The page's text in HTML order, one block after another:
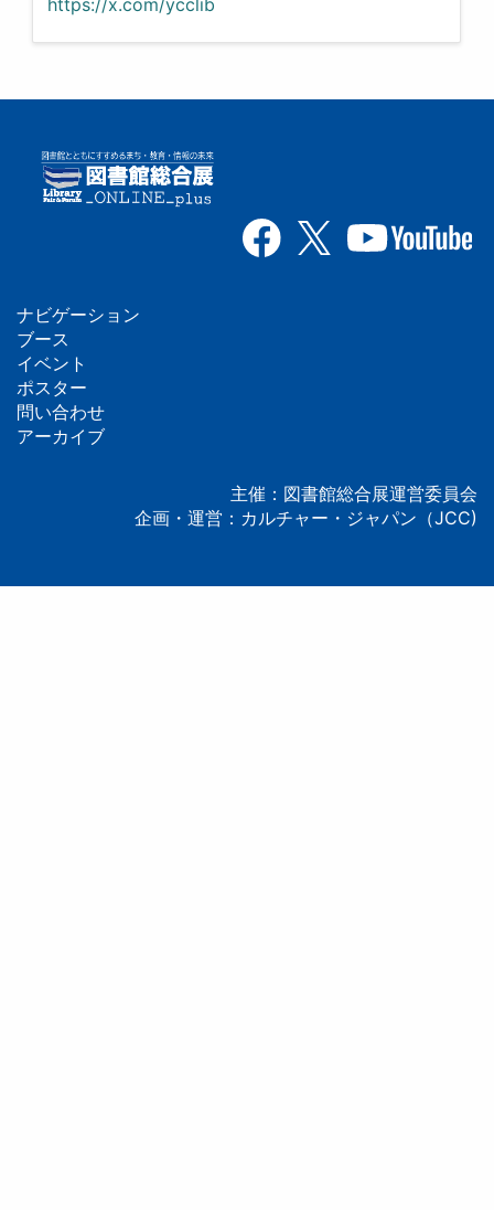
https://x.com/ycclib
フ
ッ
タ
ナビゲーション
ブース
イベント
ポスター
問い合わせ
アーカイブ
主催：図書館総合展運営委員会
企画・運営：カルチャー・ジャパン（JCC)